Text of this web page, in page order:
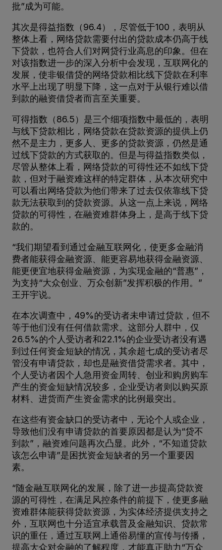
批”成为可能。
其次是得益指数（96.4），尽管低于100，表明从
整体上看，网络贷款需要付出的贷款成本仍高于线
下贷款，也符合人们对网贷行业高息的印象。但在
对该指数进一步的深入分析中会发现，互联网化的
发展，使非银借贷的网络贷款相比线下贷款在利率
水平上出现了明显下降，这一点对于从银行难以借
到款的融资借贷者而言至关重要。
可得指数（86.5）是三个细项指数中最低的，表明
与线下贷款相比，网络贷款在贷款资源的提供上仍
然不是主力，更多人、更多的贷款资源，仍然是通
过线下贷款的方式获取的。但是与得益指数类似，
尽管从整体上看，网络贷款的可得性还不如线下贷
款，但对于融资难这样的特定群体，从本次研究中
可以看出网络贷款为他们带来了过去仅依靠线下贷
款无法获取到的贷款资源。从这一点上来说，网络
贷款的可得性，在融资难群体身上，是高于线下贷
款的。
“我们期望看到通过金融互联网化，使更多金融消
费者能获得金融资源、能更容易地获得金融资源、
能更便宜地获得金融资源，为实现金融的“普惠”，
为支持“大众创业、万众创新”发挥积极的作用。”
王开宇说。
在本次调查中，49%的受访者未申请过贷款，但不
等于他们没有任何借款需求。这部分人群中，仅
26.5%的个人受访者和22.1%的企业受访者没有遇
到过任何资金短缺的情况，其余超七成的受访者尽
管没有申请贷款，却也是融资借贷需求者。其中，
个人受访者因个人急用资金周转、创业和购房购车
产生的资金短缺情况较多，企业受访者则以购买原
材料、进货而产生资金需求的比例最突出。
在这些有资金缺口的受访者中，无论个人或企业，
导致他们没有申请贷款的首要原因都是认为“贷不
到款”，融资难问题再次凸显。此外，“不知道贷款
该怎么申请”是困扰资金短缺者的另一个重要因
素。
“随金融互联网化的发展，除了进一步提高贷款资
源的可得性，在满足风控条件的前提下，使更多融
资难群体能获得贷款资源，为实体经济提供支持之
外，互联网也十分适宜承载普及金融知识、贷款常
识的重任，通过互联网上通俗易懂的宣传与传播，
提高大众对金融的了解程度，才能真正助力“万众